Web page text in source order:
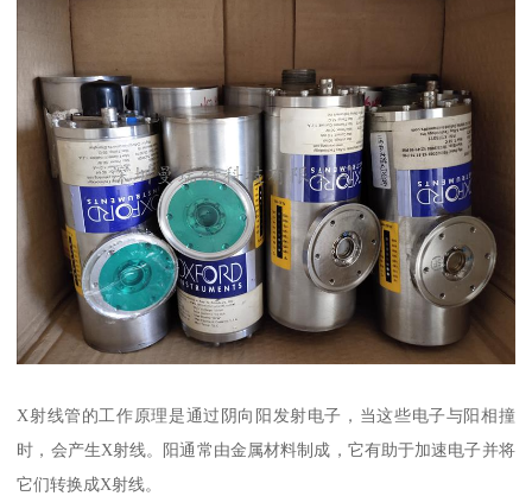
X射线管的工作原理是通过阴向阳发射电子，当这些电子与阳相撞
时，会产生X射线。阳通常由金属材料制成，它有助于加速电子并将
它们转换成X射线。